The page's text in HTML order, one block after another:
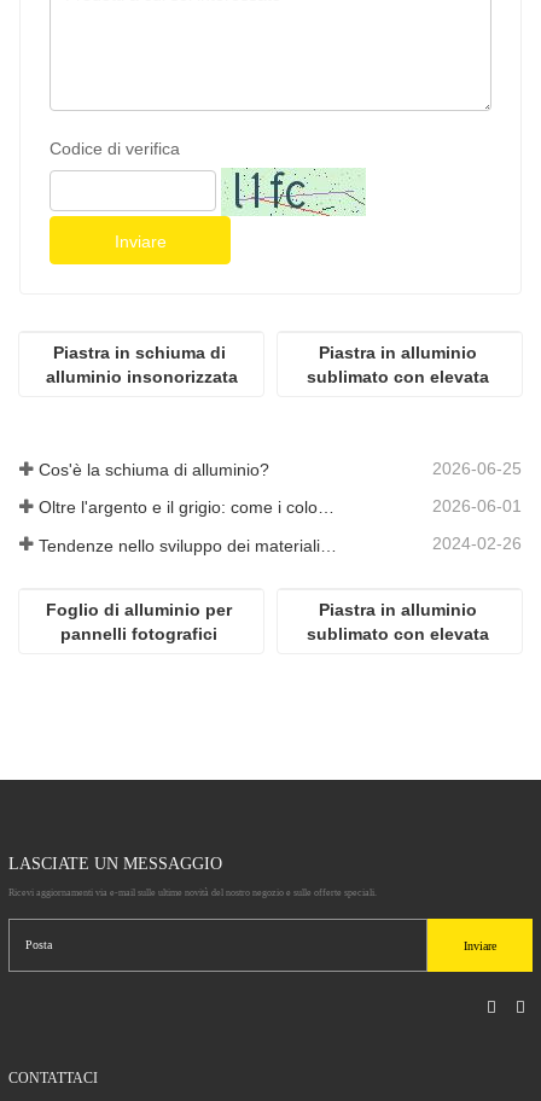
Codice di verifica
Inviare
Piastra in schiuma di
alluminio insonorizzata
Piastra in alluminio
sublimato con elevata
Cos'è la schiuma di alluminio? 2026-06-25
Oltre l'argento e il grigio: come i colori personalizzati aprono infinite possibilità per la schiuma di alluminio 2026-06-01
2024-02-26
Foglio di alluminio per
pannelli fotografici
Piastra in alluminio
sublimato con elevata
LASCIATE UN MESSAGGIO
Ricevi aggiornamenti via e-mail sulle ultime novità del nostro negozio e sulle offerte speciali.
Inviare
CONTATTACI